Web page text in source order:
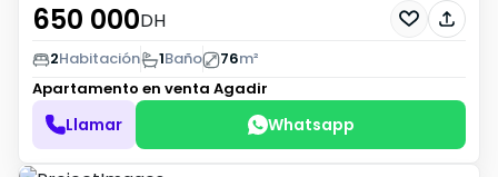
650 000DH
2Habitación 1Baño 76m²
Apartamento en venta Agadir
Llamar Whatsapp